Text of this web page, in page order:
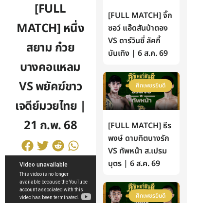
[FULL
MATCH] หนึ่ง
สยาม ก๋วย
บางคอแหลม
VS พยัคฆ์ขาว
เจดีย์มวยไทย |
21 ก.พ. 68
[FULL MATCH] จิ๊ก
ซอว์ แอ๊ดสันป่าตอง
VS ดาร์วินซี่ ลัคกี้
บันเทิง | 6 ส.ค. 69
ศึกเพชรยินดี
[FULL MATCH] ธีร
พงษ์ ดาบทิตบางรัก
VS ทัพหน้า ส.เปรม
บุตร | 6 ส.ค. 69
ศึกเพชรยินดี